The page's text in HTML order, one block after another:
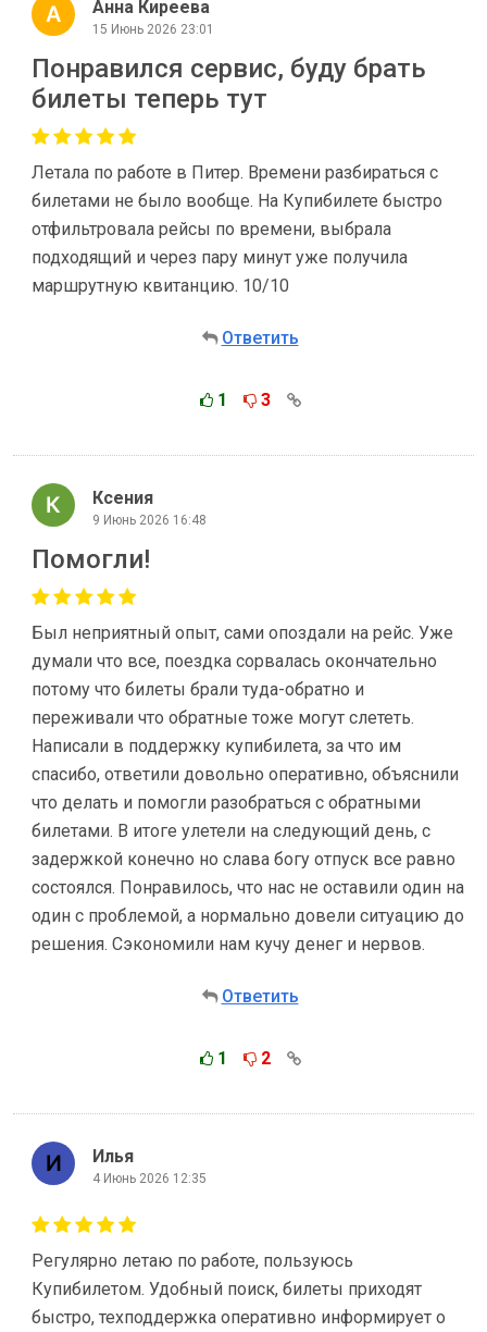
Анна Киреева
15 Июнь 2026 23:01
Понравился сервис, буду брать
билеты теперь тут
Летала по работе в Питер. Времени разбираться с
билетами не было вообще. На Купибилете быстро
отфильтровала рейсы по времени, выбрала
подходящий и через пару минут уже получила
маршрутную квитанцию. 10/10
Ответить
1 3
Ксения
9 Июнь 2026 16:48
Помогли!
Был неприятный опыт, сами опоздали на рейс. Уже
думали что все, поездка сорвалась окончательно
потому что билеты брали туда-обратно и
переживали что обратные тоже могут слететь.
Написали в поддержку купибилета, за что им
спасибо, ответили довольно оперативно, объяснили
что делать и помогли разобраться с обратными
билетами. В итоге улетели на следующий день, с
задержкой конечно но слава богу отпуск все равно
состоялся. Понравилось, что нас не оставили один на
один с проблемой, а нормально довели ситуацию до
решения. Сэкономили нам кучу денег и нервов.
Ответить
1 2
Илья
4 Июнь 2026 12:35
Регулярно летаю по работе, пользуюсь
Купибилетом. Удобный поиск, билеты приходят
быстро, техподдержка оперативно информирует о